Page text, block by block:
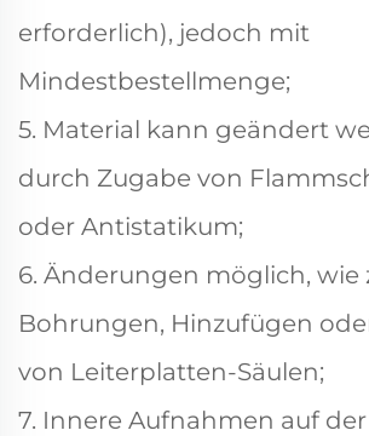
erforderlich), jedoch mit
Mindestbestellmenge;
5. Material kann geändert
durch Zugabe von
oder Antistatikum;
6. Änderungen möglich, wie
Bohrungen, Hinzufügen
von Leiterplatten-Säulen;
7. Innere Aufnahmen auf der